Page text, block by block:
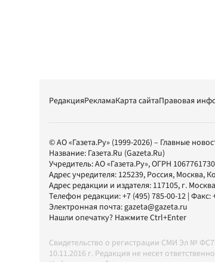
РедакцияРекламаКарта сайтаПравовая
© АО «Газета.Ру» (1999-2026) – Главные
Название: Газета.Ru (Gazeta.Ru)
Учредитель:АО «Газета.Ру», ОГРН
Адрес учредителя: 125239, Россия, Москва,
Адрес редакции и издателя: 117105, г. Москва
Телефон редакции:+7 (495) 785-00-12 | Факс:
Электронная почта:gazeta@gazeta.ru
Нашли опечатку? Нажмите Ctrl+Enter
Свидетельство о регистрации СМИ Эл №
10.11.2016 г. Редакция не несет